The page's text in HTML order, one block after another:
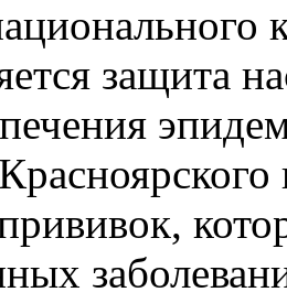
защита